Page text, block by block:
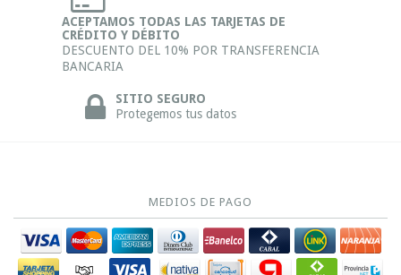
ACEPTAMOS TODAS LAS TARJETAS DE
CRÉDITO Y DÉBITO
DESCUENTO DEL 10% POR TRANSFERENCIA
BANCARIA
SITIO SEGURO
Protegemos tus datos
MEDIOS DE PAGO